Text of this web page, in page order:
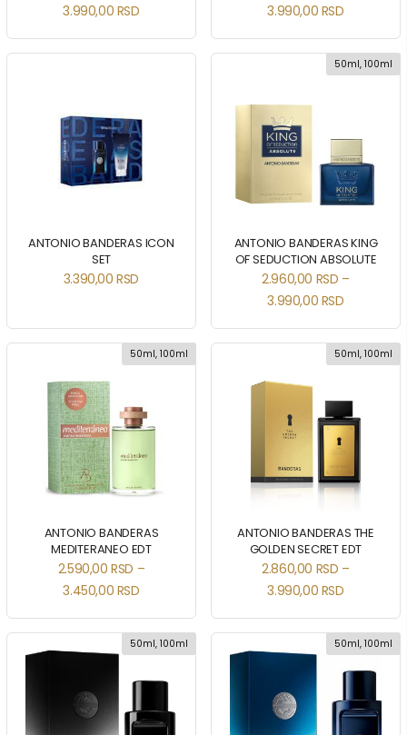
3.990,00 RSD
3.990,00 RSD
ANTONIO BANDERAS ICON
SET
3.390,00RSD
50ml, 100ml
ANTONIO BANDERAS KING
OF SEDUCTION ABSOLUTE
2.960,00 RSD –
3.990,00 RSD
50ml, 100ml
ANTONIO BANDERAS
MEDITERANEO EDT
2.590,00RSD –
3.450,00 RSD
50ml, 100ml
ANTONIO BANDERAS THE
GOLDEN SECRET EDT
2.860,00 RSD –
3.990,00 RSD
50ml, 100ml 50ml, 100ml